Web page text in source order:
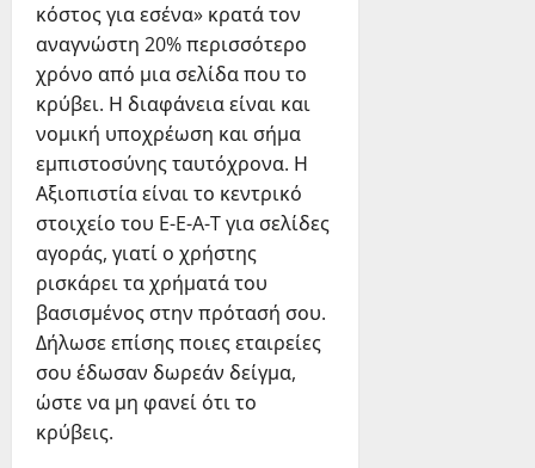
κόστος για εσένα» κρατά τον
αναγνώστη 20% περισσότερο
χρόνο από μια σελίδα που το
κρύβει. Η διαφάνεια είναι και
νομική υποχρέωση και σήμα
εμπιστοσύνης ταυτόχρονα. Η
Αξιοπιστία είναι το κεντρικό
στοιχείο του E-E-A-T για σελίδες
αγοράς, γιατί ο χρήστης
ρισκάρει τα χρήματά του
βασισμένος στην πρότασή σου.
Δήλωσε επίσης ποιες εταιρείες
σου έδωσαν δωρεάν δείγμα,
ώστε να μη φανεί ότι το
κρύβεις.